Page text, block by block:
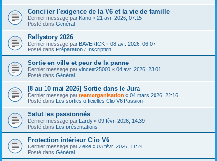
Concilier l'exigence de la V6 et la vie de famille
Dernier message par Kano « 21 avr. 2026, 07:15
Posté dans Général
Rallystory 2026
Dernier message par BAVERICK « 08 avr. 2026, 06:07
Posté dans Préparation / Inscription
Sortie en ville et peur de la panne
Dernier message par vincent25000 « 04 avr. 2026, 23:01
Posté dans Général
[8 au 10 mai 2026] Sortie dans le Jura
Dernier message par teamorganisation « 04 mars 2026, 22:16
Posté dans Les sorties officielles Clio V6 Passion
Salut les passionnés
Dernier message par Lardy « 09 févr. 2026, 14:39
Posté dans Les présentations
Protection intérieur Clio V6
Dernier message par Zeke « 03 févr. 2026, 11:24
Posté dans Général